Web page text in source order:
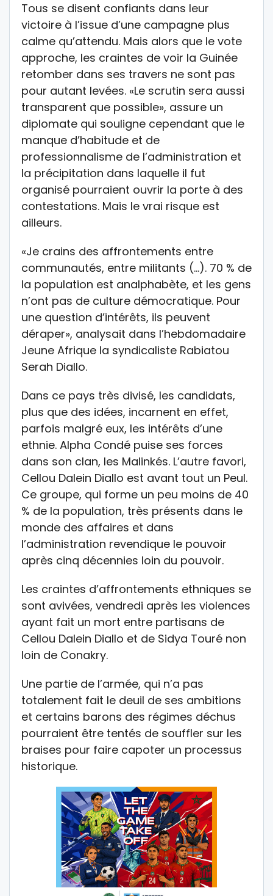
Tous se disent confiants dans leur
victoire à l’issue d’une campagne plus
calme qu’attendu. Mais alors que le vote
approche, les craintes de voir la Guinée
retomber dans ses travers ne sont pas
pour autant levées. «Le scrutin sera aussi
transparent que possible», assure un
diplomate qui souligne cependant que le
manque d’habitude et de
professionnalisme de l’administration et
la précipitation dans laquelle il fut
organisé pourraient ouvrir la porte à des
contestations. Mais le vrai risque est
ailleurs.
«Je crains des affrontements entre
communautés, entre militants (…). 70 % de
la population est analphabète, et les gens
n’ont pas de culture démocratique. Pour
une question d’intérêts, ils peuvent
déraper», analysait dans l’hebdomadaire
Jeune Afrique la syndicaliste Rabiatou
Serah Diallo.
Dans ce pays très divisé, les candidats,
plus que des idées, incarnent en effet,
parfois malgré eux, les intérêts d’une
ethnie. Alpha Condé puise ses forces
dans son clan, les Malinkés. L’autre favori,
Cellou Dalein Diallo est avant tout un Peul.
Ce groupe, qui forme un peu moins de 40
% de la population, très présents dans le
monde des affaires et dans
l’administration revendique le pouvoir
après cinq décennies loin du pouvoir.
Les craintes d’affrontements ethniques se
sont avivées, vendredi après les violences
ayant fait un mort entre partisans de
Cellou Dalein Diallo et de Sidya Touré non
loin de Conakry.
Une partie de l’armée, qui n’a pas
totalement fait le deuil de ses ambitions
et certains barons des régimes déchus
pourraient être tentés de souffler sur les
braises pour faire capoter un processus
historique.